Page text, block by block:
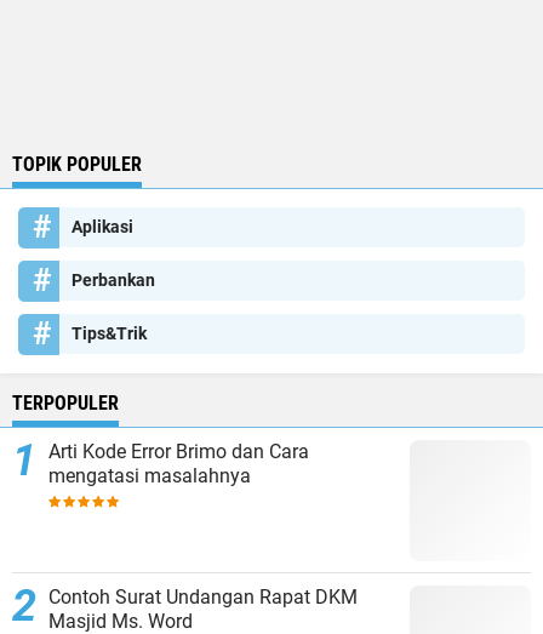
TOPIK POPULER
Aplikasi
Perbankan
Tips&Trik
TERPOPULER
Arti Kode Error Brimo dan Cara
mengatasi masalahnya
Contoh Surat Undangan Rapat DKM
Masjid Ms. Word